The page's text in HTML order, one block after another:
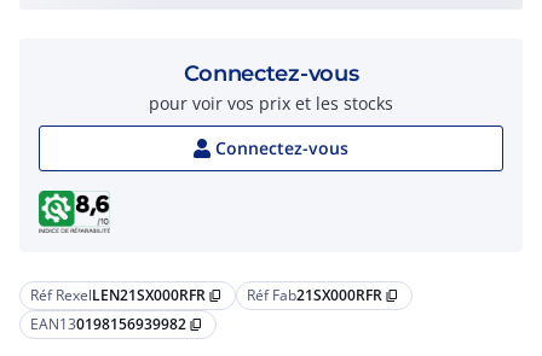
Réf RexelLEN21SX000RFR content_copy Réf Fab21SX000RFR content_copy
EAN130198156939982 content_copy
Connectez-vous
pour voir vos prix et les stocks
Connectez-vous